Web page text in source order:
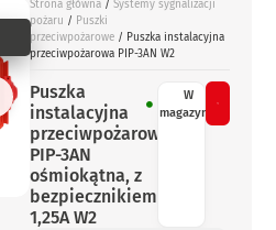
Strona główna / Systemy sygnalizacji
pożaru / Puszki
przeciwpożarowe / Puszka instalacyjna
przeciwpożarowa PIP-3AN W2
Puszka
instalacyjna
przeciwpożarowa
PIP-3AN
ośmiokątna, z
bezpiecznikiem
1,25A W2
W
magazynie